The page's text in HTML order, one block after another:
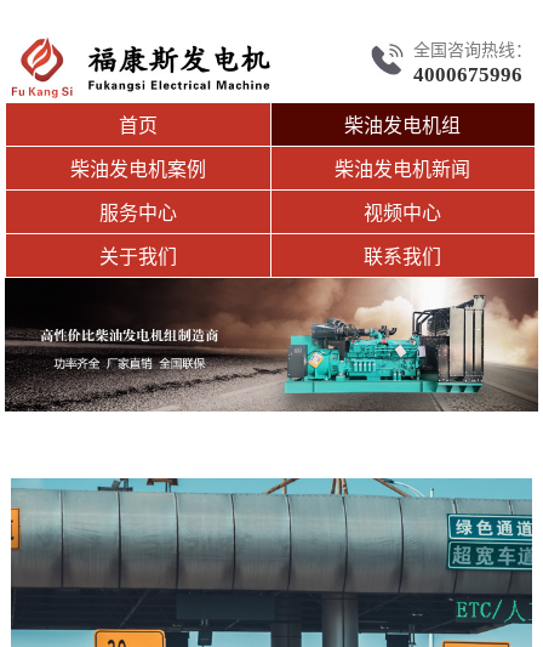
全国咨询热线：
4000675996
首页
柴油发电机组
柴油发电机案例
柴油发电机新闻
服务中心
视频中心
关于我们
联系我们